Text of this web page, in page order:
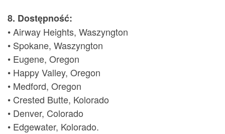
8. Dostępność:
• Airway Heights, Waszyngton
• Spokane, Waszyngton
• Eugene, Oregon
• Happy Valley, Oregon
• Medford, Oregon
• Crested Butte, Kolorado
• Denver, Colorado
• Edgewater, Kolorado.